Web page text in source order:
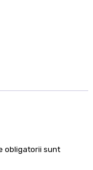
obligatorii sunt